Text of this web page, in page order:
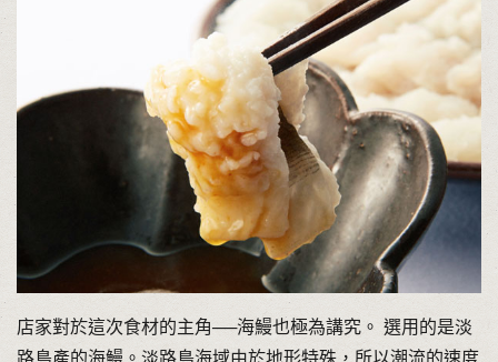
店家對於這次食材的主角──海鰻也極為講究。 選用的是淡
路島產的海鰻。淡路島海域由於地形特殊，所以潮流的速度